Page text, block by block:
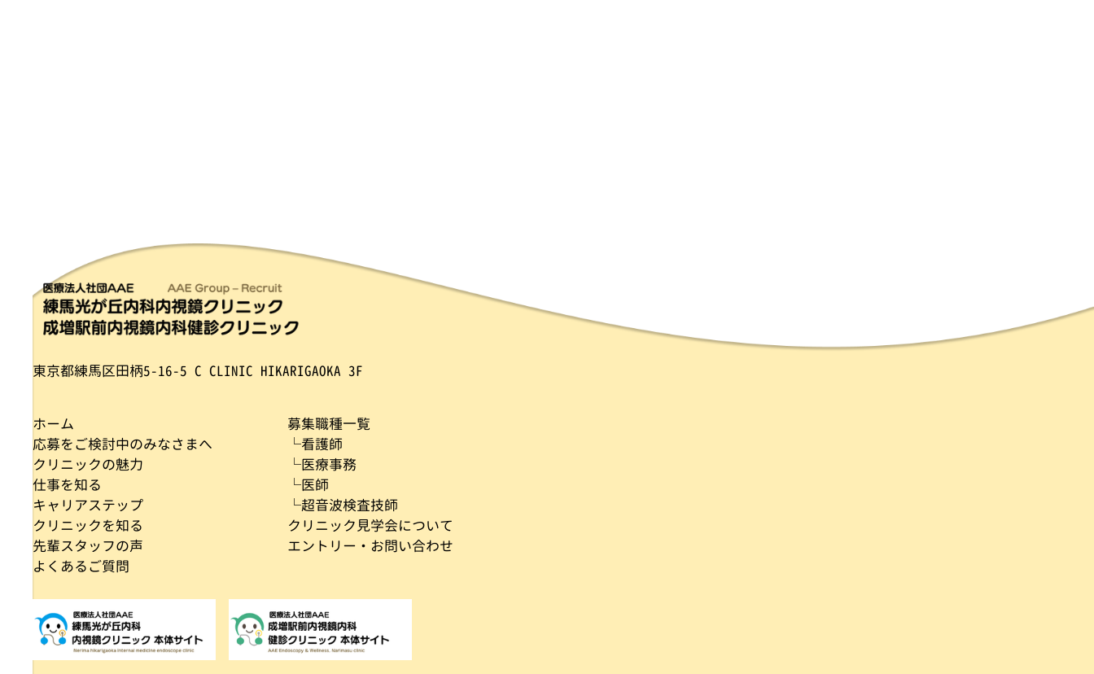
東京都練馬区田柄5-16-5 C CLINIC HIKARIGAOKA 3F
ホーム
応募をご検討中のみなさまへ
クリニックの魅力
仕事を知る
キャリアステップ
クリニックを知る
先輩スタッフの声
よくあるご質問
募集職種一覧
└看護師
└医療事務
└医師
└超音波検査技師
クリニック見学会について
エントリー・お問い合わせ